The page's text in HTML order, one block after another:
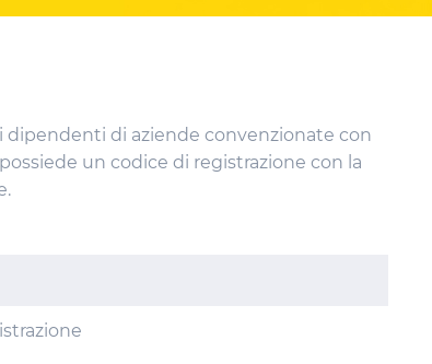
i dipendenti di aziende convenzionate con
possiede un codice di registrazione con la